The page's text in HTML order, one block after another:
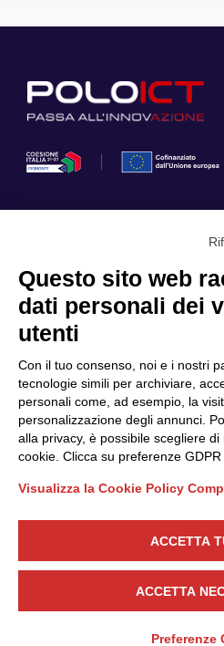
Cookie Policy
Scopri il Polo
Partner
Internazionalizzazione
Privacy
Seguici
Questo sito web
dati personali dei
utenti
Con il tuo consenso, noi e i nostri
tecnologie simili per archiviare,
personali come, ad esempio, la
personalizzazione degli annunci.
alla privacy, è possibile scegliere
cookie. Clicca su preferenze
Visualizza la Cookie Policy
ACCETTA
ACCETTA
Preferenze